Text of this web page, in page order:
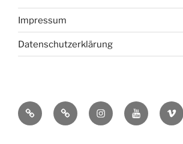
Impressum
Datenschutzerklärung
bsky MastadonInstagramYou
Tube